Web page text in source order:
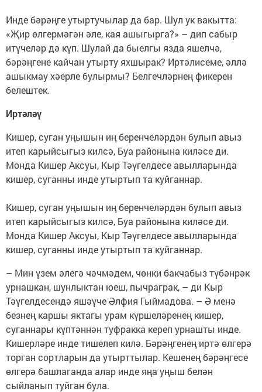
Инде бәрәңге утыртучылар да бар. Шул ук вакытта:
«Җир өлгермәгән әле, кая ашыгырга?» – дип сабыр
итүчеләр дә күп. Шулай да быелгы язда яшелчә,
бәрәңгене кайчан утырту яхшырак? Иртәлисеме, әллә
ашыкмау хәерле булырмы? Белгечләрнең фикерен
белештек.
Иртәләү
Кишер, суган уңышын иң беренчеләрдән булып авыз
итеп карыйсыгыз килсә, Буа районына киләсе ди.
Монда Кишер Аксуы, Кыр Тәүгелдесе авылларында
кишер, суганны инде утыртып та куйганнар.
Кишер, суган уңышын иң беренчеләрдән булып авыз
итеп карыйсыгыз килсә, Буа районына киләсе ди.
Монда Кишер Аксуы, Кыр Тәүгелдесе авылларында
кишер, суганны инде утыртып та куйганнар.
– Мин үзем әлегә чәчмәдем, чөнки бакчабыз түбәнрәк
урнашкан, шунлыктан юеш, пычраграк, – ди Кыр
Тәүгелдесендә яшәүче Әлфия Гыймадова. – Ә менә
безнең каршы яктагы урам күршеләренең кишер,
суганнары күптәннән туфракка кереп урнашты инде.
Кишерләре инде тишелеп килә. Бәрәңгенең иртә өлгерә
торган сортларын да утырттылар. Кешенең бәрәңгесе
өлгерә башлаганда алар инде яңа уңыш белән
сыйланып туйган була.